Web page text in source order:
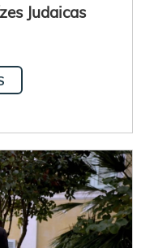
Judaicas